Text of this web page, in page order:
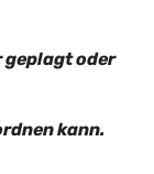
geplagt oder
kann.